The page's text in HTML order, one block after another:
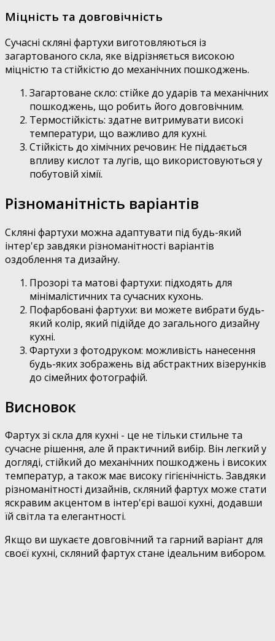
Міцність та довговічність
Сучасні скляні фартухи виготовляються із
загартованого скла, яке відрізняється високою
міцністю та стійкістю до механічних пошкоджень.
Загартоване скло: стійке до ударів та механічних
пошкоджень, що робить його довговічним.
Термостійкість: здатне витримувати високі
температури, що важливо для кухні.
Стійкість до хімічних речовин: Не піддається
впливу кислот та лугів, що використовуються у
побутовій хімії.
Різноманітність варіантів
Скляні фартухи можна адаптувати під будь-який
інтер'єр завдяки різноманітності варіантів
оздоблення та дизайну.
Прозорі та матові фартухи: підходять для
мінімалістичних та сучасних кухонь.
Пофарбовані фартухи: ви можете вибрати будь-
який колір, який підійде до загального дизайну
кухні.
Фартухи з фотодруком: можливість нанесення
будь-яких зображень від абстрактних візерунків
до сімейних фотографій.
Висновок
Фартух зі скла для кухні - це не тільки стильне та
сучасне рішення, але й практичний вибір. Він легкий у
догляді, стійкий до механічних пошкоджень і високих
температур, а також має високу гігієнічність. Завдяки
різноманітності дизайнів, скляний фартух може стати
яскравим акцентом в інтер'єрі вашої кухні, додавши
їй світла та елегантності.
Якщо ви шукаєте довговічний та гарний варіант для
своєї кухні, скляний фартух стане ідеальним вибором.